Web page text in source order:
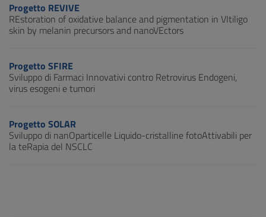
Progetto REVIVE
REstoration of oxidative balance and pigmentation in VItiligo
skin by melanin precursors and nanoVEctors
Progetto SFIRE
Sviluppo di Farmaci Innovativi contro Retrovirus Endogeni,
virus esogeni e tumori
Progetto SOLAR
Sviluppo di nanOparticelle Liquido-cristalline fotoAttivabili per
la teRapia del NSCLC